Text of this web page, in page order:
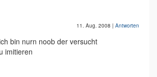
11. Aug. 2008 | Antworten
bin nurn noob der versucht
imitieren